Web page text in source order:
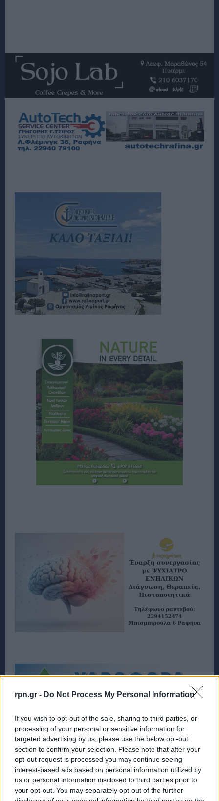
rpn.gr - Do Not Process My Personal Information
If you wish to opt-out of the sale, sharing to third parties, or
processing of your personal or sensitive information for
targeted advertising by us, please use the below opt-out
section to confirm your selection. Please note that after your
opt-out request is processed you may continue seeing
interest-based ads based on personal information utilized by
us or personal information disclosed to third parties prior to
your opt-out. You may separately opt-out of the further